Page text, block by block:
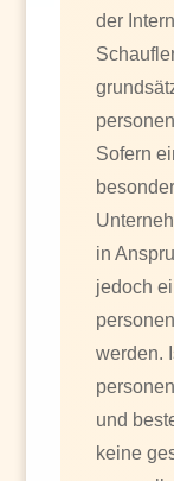
der
Sofern
in
jedoch
werden.
und
keine